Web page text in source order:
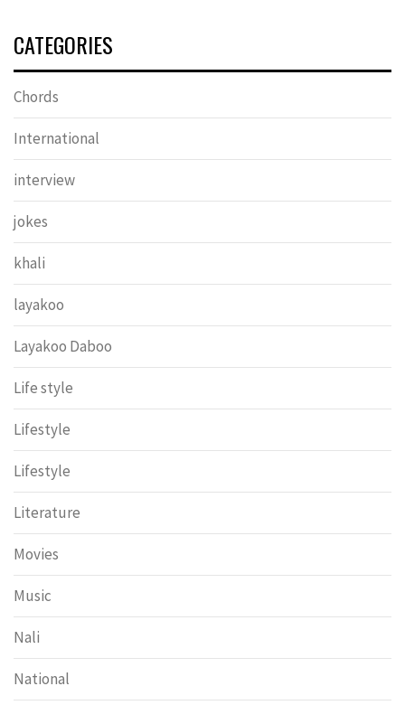
CATEGORIES
Chords
International
interview
jokes
khali
layakoo
Layakoo Daboo
Life style
Lifestyle
Lifestyle
Literature
Movies
Music
Nali
National